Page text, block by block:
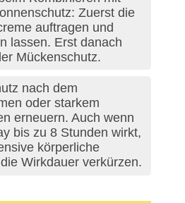
Zuerst die
auftragen und
lassen. Erst danach
Mückenschutz.
nach dem
oder starkem
erneuern. Auch wenn
bis zu 8 Stunden wirkt,
körperliche
Wirkdauer verkürzen.